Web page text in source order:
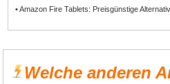
• Amazon Fire Tablets: Preisgünstige
Welche anderen